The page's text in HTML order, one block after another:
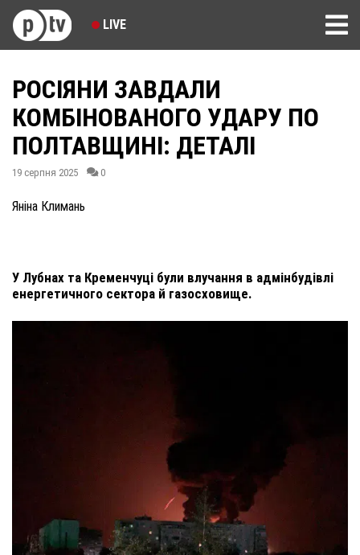
LIVE
РОСІЯНИ ЗАВДАЛИ
КОМБІНОВАНОГО УДАРУ ПО
ПОЛТАВЩИНІ: ДЕТАЛІ
19 серпня 2025 0
Яніна Климань
У Лубнах та Кременчуці були влучання в адмінбудівлі
енергетичного сектора й газосховище.